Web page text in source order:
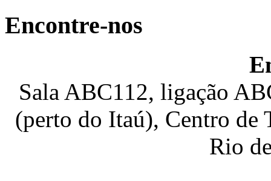
Encontre-nos
Sala ABC112, ligação
(perto do Itaú), Centro de
Rio